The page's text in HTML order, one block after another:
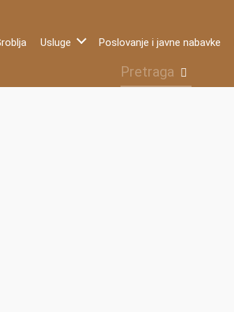
Usluge Poslovanje i javne nabavke